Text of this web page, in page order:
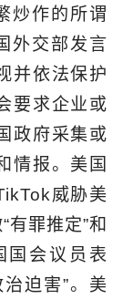
炒作的所谓
外交部发言
并依法保护
要求企业或
政府采集或
情报。美国
威胁美
有罪推定”和
国会议员表
迫害”。美